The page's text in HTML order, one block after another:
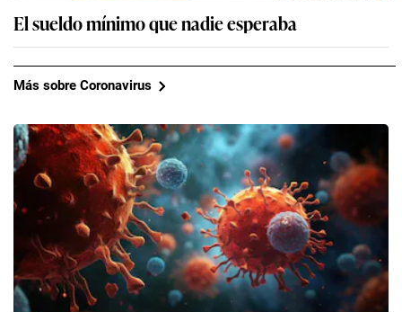
El sueldo mínimo que nadie esperaba
Más sobre Coronavirus